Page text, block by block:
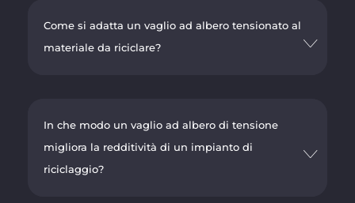
Come si adatta un vaglio ad albero tensionato al
materiale da riciclare?
In che modo un vaglio ad albero di tensione
migliora la redditività di un impianto di
riciclaggio?